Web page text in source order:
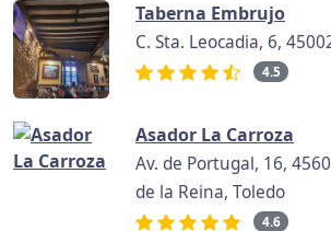
Taberna Embrujo
C. Sta. Leocadia, 6,
4.5
Asador La Carroza
Av. de Portugal, 16,
de la Reina, Toledo
4.6